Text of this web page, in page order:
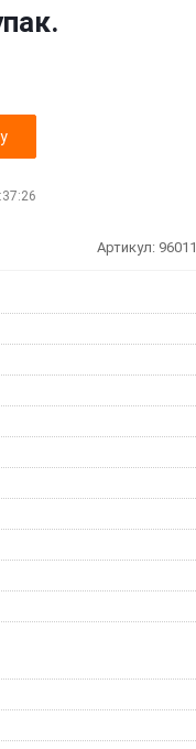
Артикул: 96011